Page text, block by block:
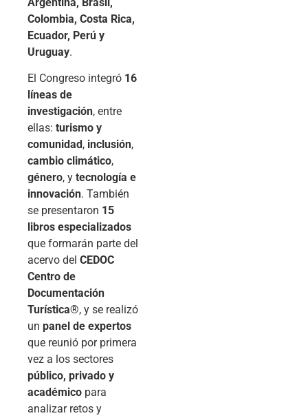
Colombia, Costa Rica,
Ecuador, Perú y
Uruguay.
El Congreso integró 16
líneas de
investigación, entre
ellas: turismo y
comunidad , inclusión,
cambio climático,
género, y tecnología e
innovación. También
se presentaron 15
libros especializados
que formarán parte del
acervo del CEDOC
Centro de
Documentación
Turística®, y se realizó
un panel de expertos
que reunió por primera
vez a los sectores
público, privado y
académico para
analizar retos y